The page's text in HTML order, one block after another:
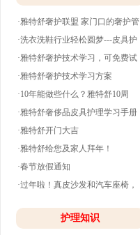
·雅特舒奢护联盟 家门口的奢护管
家
·洗衣洗鞋行业轻松圆梦---皮具护
理
·雅特舒奢护技术学习，可免费试
学并分期付款
·雅特舒奢护技术学习方案
·10年能做些什么？雅特舒10周
年。
·雅特舒奢侈品皮具护理学习手册
·雅特舒开门大吉
·雅特舒给您及家人拜年！
·春节放假通知
·过年啦！真皮沙发和汽车座椅，
护理知识